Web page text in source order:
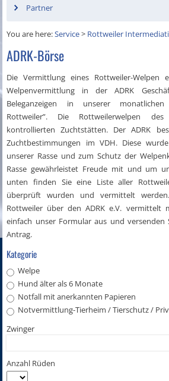
Partner
You are here:Service> Rottweiler
ADRK-Börse
Die Vermittlung eines Rottweiler-Welpen
Welpenvermittlung in der ADRK
Beleganzeigen in unserer monatlichen
Rottweiler”. Die Rottweilerwelpen
kontrollierten Zuchtstätten. Der ADRK
Zuchtbestimmungen im VDH. Diese
unserer Rasse und zum Schutz der
Rasse gewährleistet Freude mit und um
unten finden Sie eine Liste aller
überprüft wurden und vermittelt
Rottweiler über den ADRK e.V. vermittelt
einfach unser Formular aus und versenden
Antrag.
Kategorie
Welpe
Hund älter als 6 Monate
Notfall mit anerkannten Papieren
Notvermittlung-Tierheim / Tierschutz /
Zwinger
Anzahl Rüden